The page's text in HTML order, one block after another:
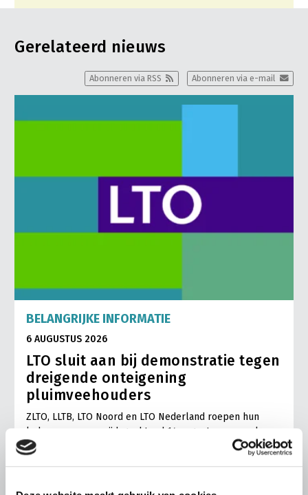
Gerelateerd nieuws
Abonneren via e-mail
Abonneren via RSS
BELANGRIJKE INFORMATIE
6 AUGUSTUS 2026
LTO sluit aan bij demonstratie tegen
dreigende onteigening
pluimveehouders
ZLTO, LLTB, LTO Noord en LTO Nederland roepen hun
leden op om op vrijdagochtend 14 augustus massaal naar
het voorplein van het provinciehuis in Den Bosch te